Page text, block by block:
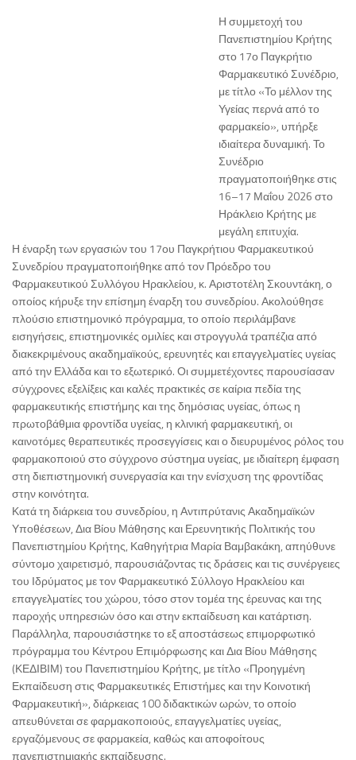
Η συμμετοχή του
Πανεπιστημίου Κρήτης
στο 17ο Παγκρήτιο
Φαρμακευτικό Συνέδριο,
με τίτλο «Το μέλλον της
Υγείας περνά από το
φαρμακείο», υπήρξε
ιδιαίτερα δυναμική. Το
Συνέδριο
πραγματοποιήθηκε στις
16–17 Μαΐου 2026 στο
Ηράκλειο Κρήτης με
μεγάλη επιτυχία.
Η έναρξη των εργασιών του 17ου Παγκρήτιου Φαρμακευτικού
Συνεδρίου πραγματοποιήθηκε από τον Πρόεδρο του
Φαρμακευτικού Συλλόγου Ηρακλείου, κ. Αριστοτέλη Σκουντάκη, ο
οποίος κήρυξε την επίσημη έναρξη του συνεδρίου. Ακολούθησε
πλούσιο επιστημονικό πρόγραμμα, το οποίο περιλάμβανε
εισηγήσεις, επιστημονικές ομιλίες και στρογγυλά τραπέζια από
διακεκριμένους ακαδημαϊκούς, ερευνητές και επαγγελματίες υγείας
από την Ελλάδα και το εξωτερικό. Οι συμμετέχοντες παρουσίασαν
σύγχρονες εξελίξεις και καλές πρακτικές σε καίρια πεδία της
φαρμακευτικής επιστήμης και της δημόσιας υγείας, όπως η
πρωτοβάθμια φροντίδα υγείας, η κλινική φαρμακευτική, οι
καινοτόμες θεραπευτικές προσεγγίσεις και ο διευρυμένος ρόλος του
φαρμακοποιού στο σύγχρονο σύστημα υγείας, με ιδιαίτερη έμφαση
στη διεπιστημονική συνεργασία και την ενίσχυση της φροντίδας
στην κοινότητα.
Κατά τη διάρκεια του συνεδρίου, η Αντιπρύτανις Ακαδημαϊκών
Υποθέσεων, Δια Βίου Μάθησης και Ερευνητικής Πολιτικής του
Πανεπιστημίου Κρήτης, Καθηγήτρια Μαρία Βαμβακάκη, απηύθυνε
σύντομο χαιρετισμό, παρουσιάζοντας τις δράσεις και τις συνέργειες
του Ιδρύματος με τον Φαρμακευτικό Σύλλογο Ηρακλείου και
επαγγελματίες του χώρου, τόσο στον τομέα της έρευνας και της
παροχής υπηρεσιών όσο και στην εκπαίδευση και κατάρτιση.
Παράλληλα, παρουσιάστηκε το εξ αποστάσεως επιμορφωτικό
πρόγραμμα του Κέντρου Επιμόρφωσης και Δια Βίου Μάθησης
(ΚΕΔΙΒΙΜ) του Πανεπιστημίου Κρήτης, με τίτλο «Προηγμένη
Εκπαίδευση στις Φαρμακευτικές Επιστήμες και την Κοινοτική
Φαρμακευτική», διάρκειας 100 διδακτικών ωρών, το οποίο
απευθύνεται σε φαρμακοποιούς, επαγγελματίες υγείας,
εργαζόμενους σε φαρμακεία, καθώς και αποφοίτους
πανεπιστημιακής εκπαίδευσης.